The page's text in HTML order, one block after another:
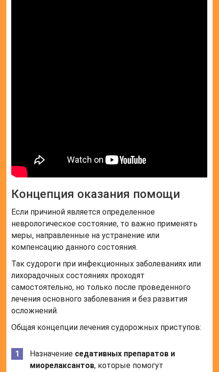
Концепция оказания помощи
Если причиной является определенное
неврологическое состояние, то важно применять
меры, направленные на устранение или
компенсацию данного состояния.
Так судороги при инфекционных заболеваниях или
лихорадочных состояниях проходят
самостоятельно, но только после проведенного
лечения основного заболевания и без развития
осложнений.
Общая концепции лечения судорожных приступов:
Назначение седативных препаратов и
миорелаксантов, которые помогут